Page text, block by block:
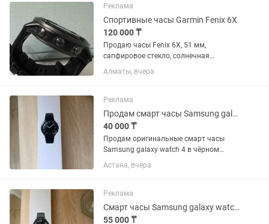
Реклама
Спортивные часы Garmin Fenix 6X
120 000 ₸
Продаю часы Fenix 6X, 51 мм,
сапфировое стекло, солнечная
батарея, титановый корпус, состояние
-отличное, никаких повреждений, заряд
Алматы, вчера
Реклама
Продам смарт часы Samsung galaxy watch 46 mm
40 000 ₸
Продам оригинальные смарт часы
Samsung galaxy watch 4 в чёрном
цвете. Отличная модель с
вращающимся безелем и строгим
идеальное, полностью рабочее. Экран
чистый, без...
Астана, вчера
Реклама
Смарт часы Samsung galaxy watch 6 classic
55 000 ₸